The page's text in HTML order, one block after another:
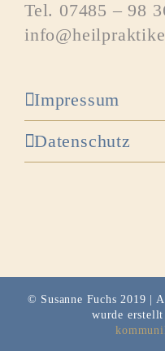
Tel. 07485 – 98
Impressum
Datenschutz
© Susanne Fuchs 2019 |
wurde